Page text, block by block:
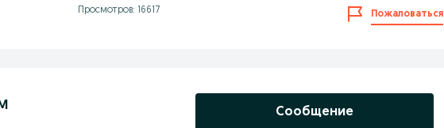
Просмотров: 16617 Пожаловаться
Сообщение